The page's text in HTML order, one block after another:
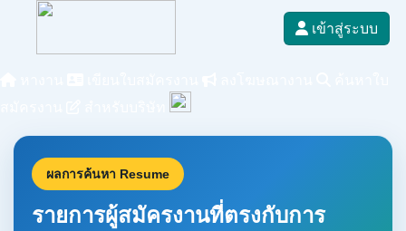
เข้าสู่ระบบ
ผลการค้นหา Resume
รายการผู้สมัครงานที่ตรงกับการ